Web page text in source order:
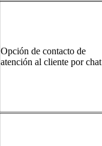
Opción de contacto de
atención al cliente por chat